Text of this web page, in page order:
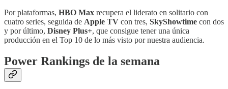
Por plataformas, HBO Max recupera el liderato en solitario con
cuatro series, seguida de Apple TV con tres, SkyShowtime con dos
y por último, Disney Plus+, que consigue tener una única
producción en el Top 10 de lo más visto por nuestra audiencia.
Power Rankings de la semana